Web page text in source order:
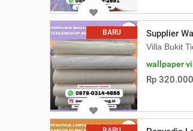
BARU Supplier
Villa Bukit
wallpaper
Rp 320.000